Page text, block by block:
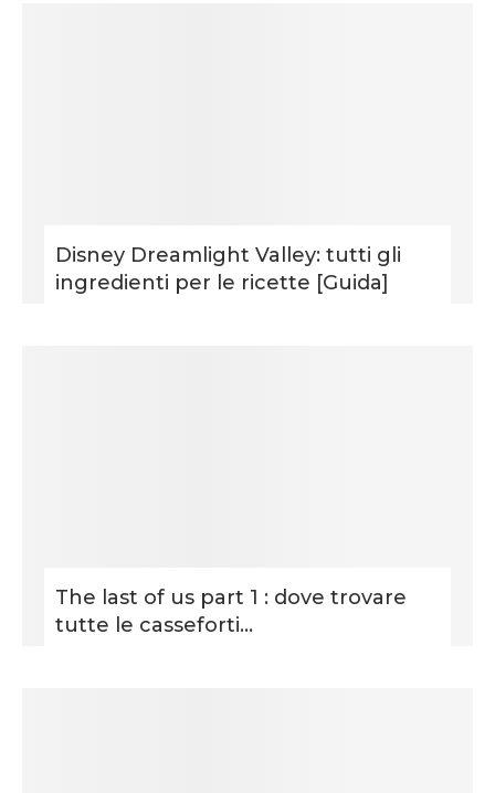
Disney Dreamlight Valley: tutti gli
ingredienti per le ricette [Guida]
The last of us part 1 : dove trovare
tutte le casseforti...